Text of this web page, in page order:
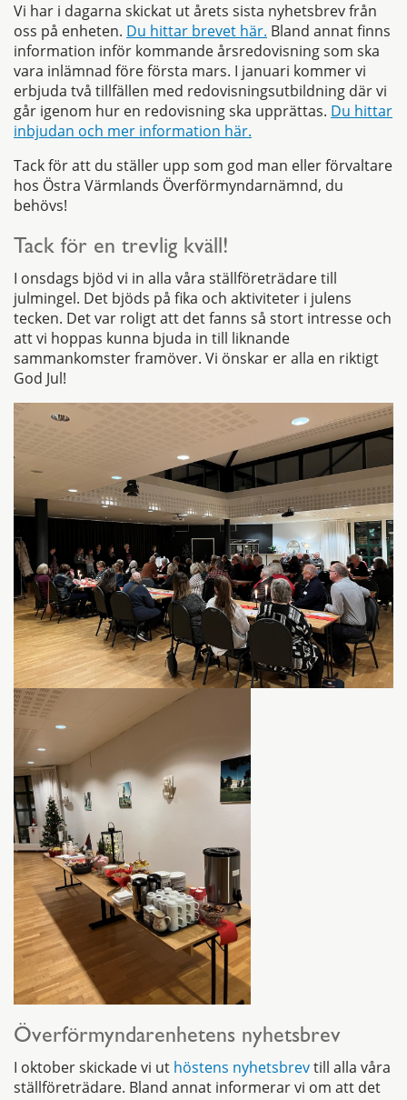
Vi har i dagarna skickat ut årets sista nyhetsbrev från
oss på enheten. Du hittar brevet här. Bland annat finns
information inför kommande årsredovisning som ska
vara inlämnad före första mars. I januari kommer vi
erbjuda två tillfällen med redovisningsutbildning där vi
går igenom hur en redovisning ska upprättas. Du hittar
inbjudan och mer information här.
Tack för att du ställer upp som god man eller förvaltare
hos Östra Värmlands Överförmyndarnämnd, du
behövs!
Tack för en trevlig kväll!
I onsdags bjöd vi in alla våra ställföreträdare till
julmingel. Det bjöds på fika och aktiviteter i julens
tecken. Det var roligt att det fanns så stort intresse och
att vi hoppas kunna bjuda in till liknande
sammankomster framöver. Vi önskar er alla en riktigt
God Jul!
Överförmyndarenhetens nyhetsbrev
I oktober skickade vi ut höstens nyhetsbrevtill alla våra
ställföreträdare. Bland annat informerar vi om att det